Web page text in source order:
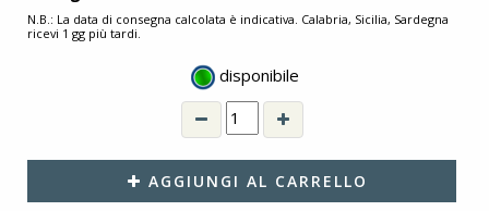
N.B.: La data di consegna calcolata è indicativa. Calabria, Sicilia, Sardegna
ricevi 1 gg più tardi.
disponibile
AGGIUNGI AL CARRELLO